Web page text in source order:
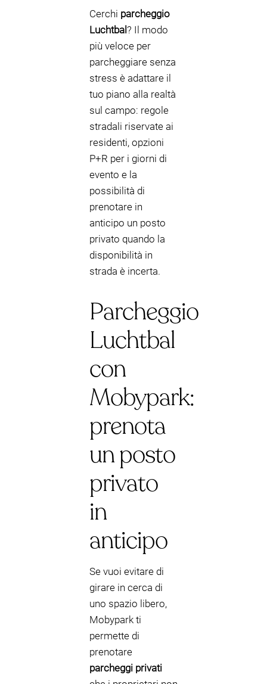
Cerchi parcheggio
Luchtbal ? Il modo
più veloce per
parcheggiare senza
stress è adattare il
tuo piano alla realtà
sul campo: regole
stradali riservate ai
residenti, opzioni
P+R per i giorni di
evento e la
possibilità di
prenotare in
anticipo un posto
privato quando la
disponibilità in
strada è incerta.
Parcheggio
Luchtbal
con
Mobypark:
prenota
un posto
privato
in
anticipo
Se vuoi evitare di
girare in cerca di
uno spazio libero,
Mobypark ti
permette di
prenotare
parcheggi privati